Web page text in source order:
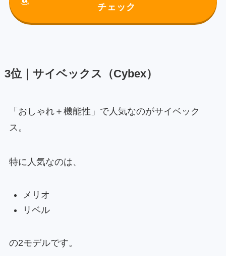
チェック
3位｜サイベックス（Cybex）
「おしゃれ＋機能性」で人気なのがサイベック
ス。
特に人気なのは、
メリオ
リベル
の2モデルです。